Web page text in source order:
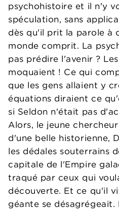
psychohistoire et il n'y
spéculation, sans
dès qu'il prit la parole à
monde comprit. La
pas prédire l'avenir ?
moquaient ! Ce qui
que les gens allaient y
équations diraient ce
si Seldon n'était pas
Alors, le jeune
d'une belle historienne,
les dédales souterrains
capitale de l'Empire
traqué par ceux qui
découverte. Et ce qu'il
géante se